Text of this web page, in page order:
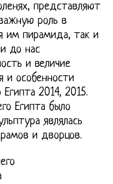
представляют
роль в
им пирамида, так и
до нас
и величие
и особенности
2014, 2015.
Египта было
являлась
и дворцов.